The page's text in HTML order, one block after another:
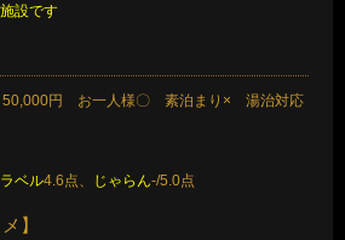
設です
50,000円 お一人様〇 素泊まり× 湯治対応
ベル4.6点、 じゃらん-/5.0点
】